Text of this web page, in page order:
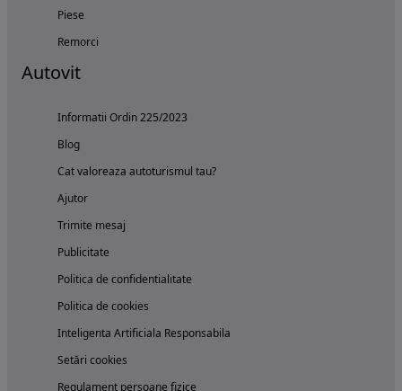
Piese
Remorci
Autovit
Informatii Ordin 225/2023
Blog
Cat valoreaza autoturismul tau?
Ajutor
Trimite mesaj
Publicitate
Politica de confidentialitate
Politica de cookies
Inteligenta Artificiala Responsabila
Setări cookies
Regulament persoane fizice